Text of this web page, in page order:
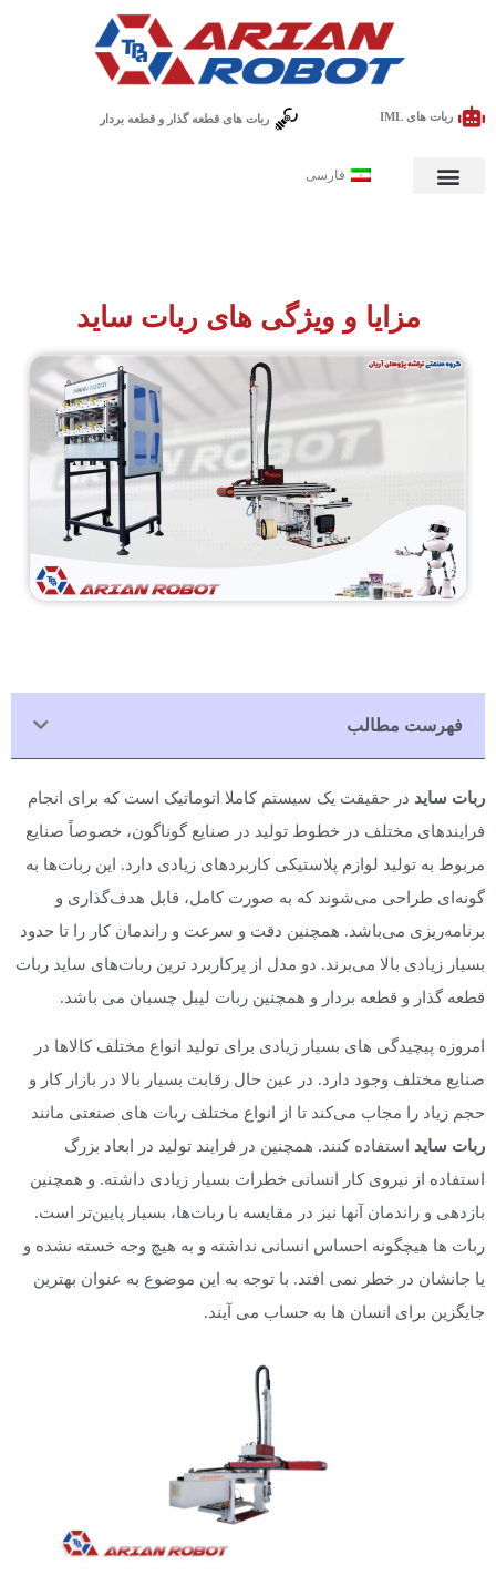
ربات های IML ربات های قطعه گذار و قطعه بردار
فارسی
مزایا و ویژگی های ربات ساید
فهرست مطالب
ربات ساید در حقیقت یک سیستم کاملا اتوماتیک است که برای انجام
فرایندهای مختلف در خطوط تولید در صنایع گوناگون، خصوصاً صنایع
مربوط به تولید لوازم پلاستیکی کاربردهای زیادی دارد. این ربات‌ها به
گونه‌ای طراحی می‌شوند که به صورت کامل، قابل هدف‌گذاری و
برنامه‌ریزی می‌باشد. همچنین دقت و سرعت و راندمان کار را تا حدود
بسیار زیادی بالا می‌برند. دو مدل از پرکاربرد ترین ربات‌های ساید ربات
قطعه گذار و قطعه بردار و همچنین ربات لیبل چسبان می باشد.
امروزه پیچیدگی های بسیار زیادی برای تولید انواع مختلف کالاها در
صنایع مختلف وجود دارد. در عین حال رقابت بسیار بالا در بازار کار و
حجم زیاد را مجاب می‌کند تا از انواع مختلف ربات های صنعتی مانند
ربات ساید استفاده کنند. همچنین در فرایند تولید در ابعاد بزرگ
استفاده از نیروی کار انسانی خطرات بسیار زیادی داشته. و همچنین
بازدهی و راندمان آنها نیز در مقایسه با ربات‌ها، بسیار پایین‌تر است.
ربات ها هیچگونه احساس انسانی نداشته و به هیچ وجه خسته نشده و
یا جانشان در خطر نمی افتد. با توجه به این موضوع به عنوان بهترین
جایگزین برای انسان ها به حساب می آیند.